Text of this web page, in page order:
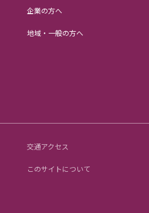
企業の方へ
地域・一般の方へ
交通アクセス
このサイトについて